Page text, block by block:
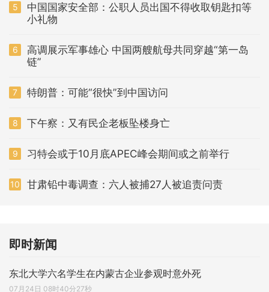
5
中国国家安全部：公职人员出国不得收取钥匙扣等
小礼物
6
高调展示军事雄心 中国两艘航母共同穿越“第一岛
链”
7 特朗普：可能“很快”到中国访问
8 下午察：又有民企老板坠楼身亡
9 习特会或于10月底APEC峰会期间或之前举行
10 甘肃铅中毒调查：六人被捕27人被追责问责
即时新闻
东北大学六名学生在内蒙古企业参观时意外死
07月24日 08时40分27秒